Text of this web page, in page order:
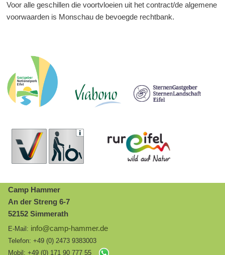
Voor alle geschillen die voortvloeien uit het contract/de algemene
voorwaarden is Monschau de bevoegde rechtbank.
Camp Hammer
An der Streng 6-7
52152 Simmerath
E-Mail: info@camp-hammer.de
Telefon: +49 (0) 2473 9383003
Mobil: +49 (0) 171 90 777 55